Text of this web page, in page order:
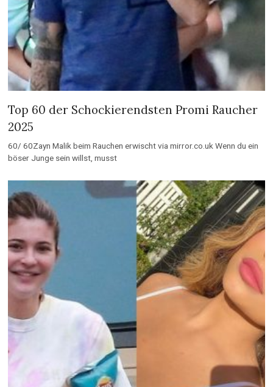
Top 60 der Schockierendsten Promi Raucher
2025
60/ 60Zayn Malik beim Rauchen erwischt via mirror.co.uk Wenn du ein
böser Junge sein willst, musst